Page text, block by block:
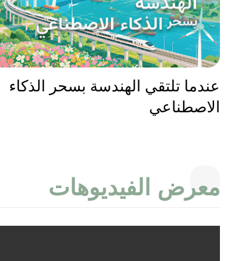
عندما تلتقي الهندسة بسحر الذكاء
الاصطناعي
ﻣﻌﺮﺽ اﻟﻔﻴﺪﻳﻮﻫﺎﺕ